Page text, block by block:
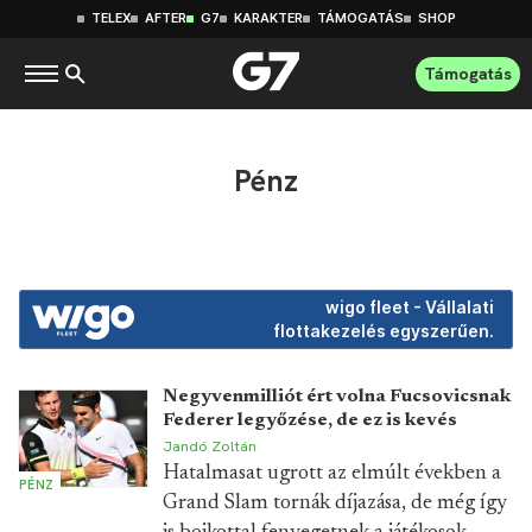
TELEX AFTER G7 KARAKTER TÁMOGATÁS SHOP
Támogatás
Pénz
wigo fleet - Vállalati
flottakezelés egyszerűen.
PÉNZ
Negyvenmilliót ért volna Fucsovicsnak
Federer legyőzése, de ez is kevés
Jandó Zoltán
Hatalmasat ugrott az elmúlt években a
Grand Slam tornák díjazása, de még így